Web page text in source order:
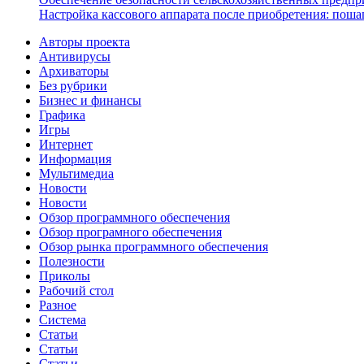
Настройка кассового аппарата после приобретения:
Авторы проекта
Антивирусы
Архиваторы
Без рубрики
Бизнес и финансы
Графика
Игры
Интернет
Информация
Мультимедиа
Новости
Новости
Обзор программного обеспечения
Обзор програмного обеспечения
Обзор рынка программного обеспечения
Полезности
Приколы
Рабочий стол
Разное
Система
Статьи
Статьи